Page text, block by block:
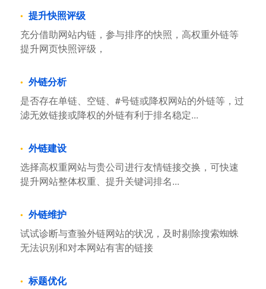
提升快照评级
充分借助网站内链，参与排序的快照，高权重外链等
提升网页快照评级，
外链分析
是否存在单链、空链、#号链或降权网站的外链等，过
滤无效链接或降权的外链有利于排名稳定...
外链建设
选择高权重网站与贵公司进行友情链接交换，可快速
提升网站整体权重、提升关键词排名...
外链维护
试试诊断与查验外链网站的状况，及时剔除搜索蜘蛛
无法识别和对本网站有害的链接
标题优化